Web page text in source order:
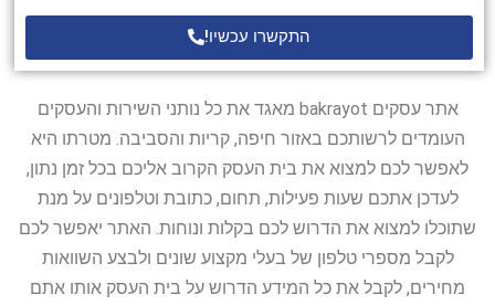
התקשרו עכשיו!
אתר עסקים bakrayot מאגד את כל נותני השירות והעסקים
העומדים לרשותכם באזור חיפה, קריות והסביבה. מטרתו היא
לאפשר לכם למצוא את בית העסק הקרוב אליכם בכל זמן נתון,
לעדכן אתכם שעות פעילות, תחום, כתובת וטלפונים על מנת
שתוכלו למצוא את הדרוש לכם בקלות ונוחות. האתר יאפשר לכם
לקבל מספרי טלפון של בעלי מקצוע שונים ולבצע השוואות
מחירים, לקבל את כל המידע הדרוש על בית העסק אותו אתם